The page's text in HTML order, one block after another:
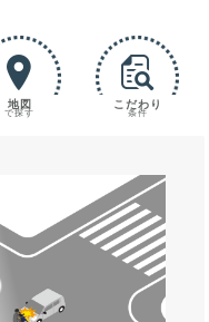
地図
で探す
こだわり
条件